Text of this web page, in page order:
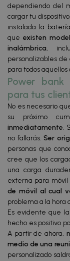
dependiendo del
cargar tu
instalada la
que existen
inalámbrica,
personalizables de
para todos
Power bank
para tus
No es necesario
su próximo
inmediatamente.
no fallarás.Ser
personas que
cree que los
una carga
externa para
de móvil al cual
problema a la hora
Es evidente que
hecho es positivo
A partir de ahora,
medio de una
personalizado